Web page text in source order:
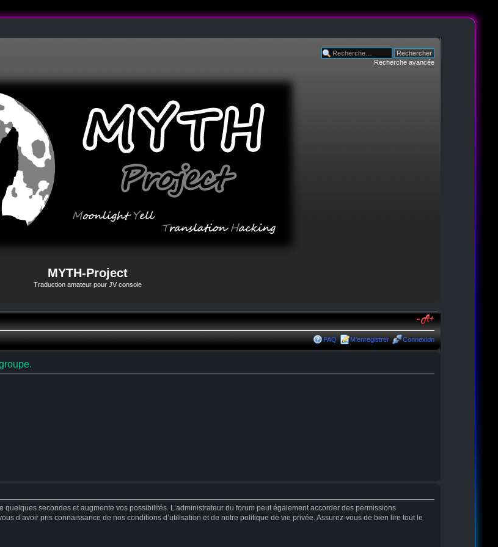
Recherche avancée
MYTH-Project
Traduction amateur pour JV console
FAQ M’enregistrer Connexion
secondes et augmente vos possibilités. L’administrateur du forum peut également accorder des permissions
d’avoir pris connaissance de nos conditions d’utilisation et de notre politique de vie privée. Assurez-vous de bien lire tout le